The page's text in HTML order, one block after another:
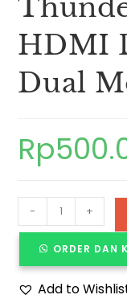
HDMI
Dual
Rp
- +
ORDER DAN
Add to